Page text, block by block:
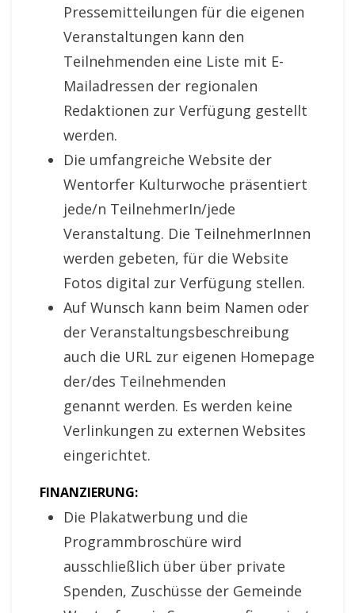
Pressemitteilungen für die eigenen
Veranstaltungen kann den
Teilnehmenden eine Liste mit E-
Mailadressen der regionalen
Redaktionen zur Verfügung gestellt
werden.
Die umfangreiche Website der
Wentorfer Kulturwoche präsentiert
jede/n TeilnehmerIn/jede
Veranstaltung. Die TeilnehmerInnen
werden gebeten, für die Website
Fotos digital zur Verfügung stellen.
Auf Wunsch kann beim Namen oder
der Veranstaltungsbeschreibung
auch die URL zur eigenen Homepage
der/des Teilnehmenden
genannt werden. Es werden keine
Verlinkungen zu externen Websites
eingerichtet.
FINANZIERUNG:
Die Plakatwerbung und die
Programmbroschüre wird
ausschließlich über über private
Spenden, Zuschüsse der Gemeinde